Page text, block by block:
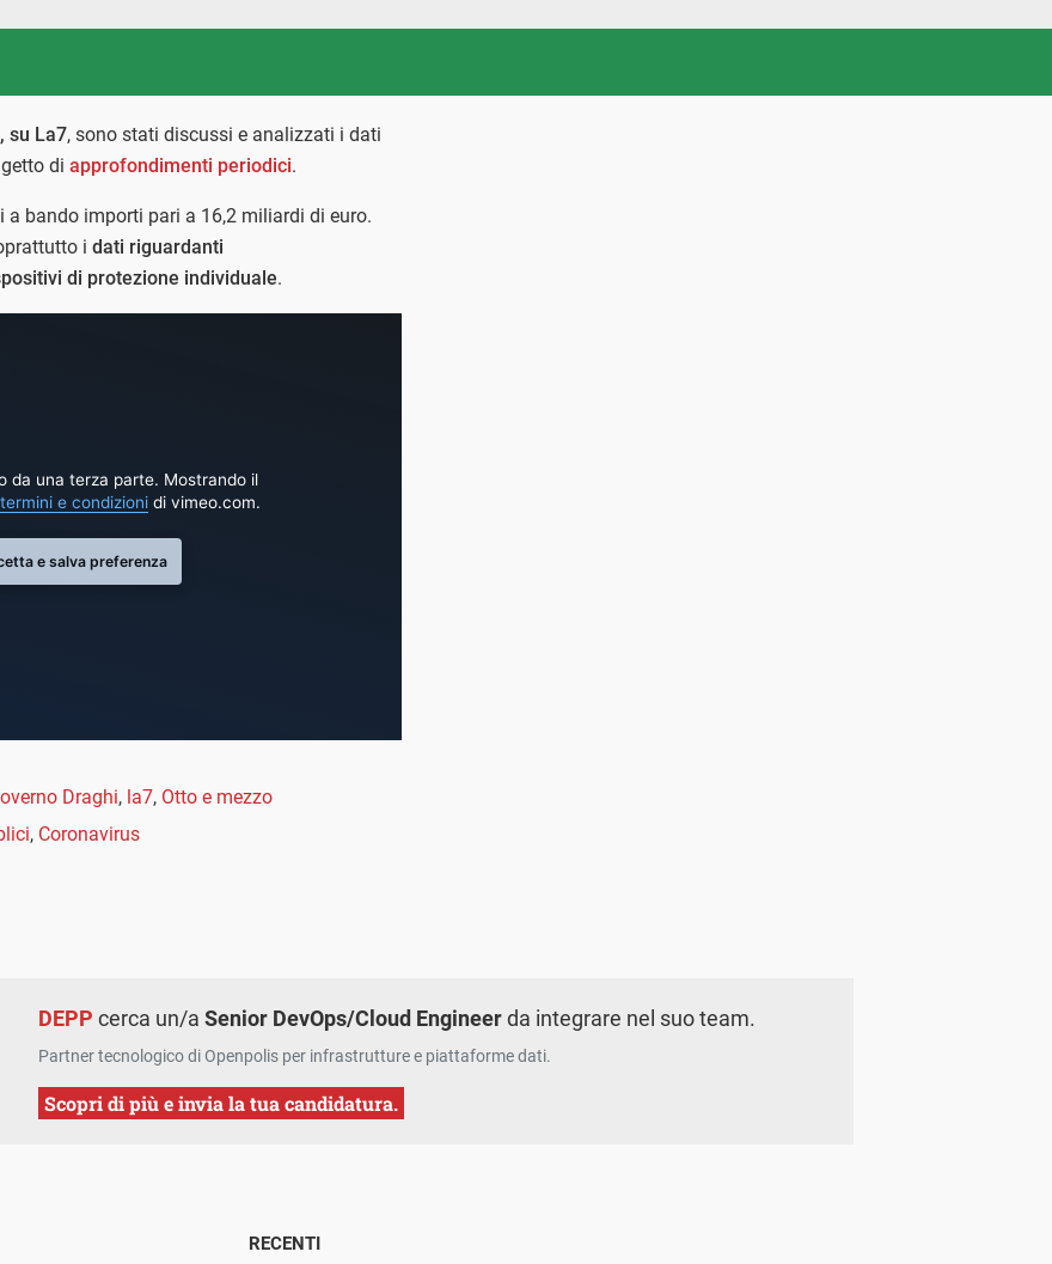
su La7, sono stati discussi e analizzati i dati
di approfondimenti periodici.
bando importi pari a 16,2 miliardi di euro.
i dati riguardanti
di protezione individuale.
da una terza parte. Mostrando il
termini e condizionidi vimeo.com.
e salva preferenza
Draghi, la7, Otto e mezzo
, Coronavirus
DEPP cerca un/aSenior DevOps/Cloud Engineerda integrare nel suo team.
Partner tecnologico di Openpolis per infrastrutture e piattaforme dati.
Scopri di più e invia la tua candidatura.
RECENTI